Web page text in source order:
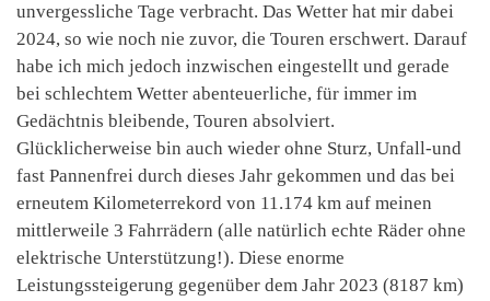
unvergessliche Tage verbracht. Das Wetter hat mir dabei
2024, so wie noch nie zuvor, die Touren erschwert. Darauf
habe ich mich jedoch inzwischen eingestellt und gerade
bei schlechtem Wetter abenteuerliche, für immer im
Gedächtnis bleibende, Touren absolviert.
Glücklicherweise bin auch wieder ohne Sturz, Unfall-und
fast Pannenfrei durch dieses Jahr gekommen und das bei
erneutem Kilometerrekord von 11.174 km auf meinen
mittlerweile 3 Fahrrädern (alle natürlich echte Räder ohne
elektrische Unterstützung!). Diese enorme
Leistungssteigerung gegenüber dem Jahr 2023 (8187 km)